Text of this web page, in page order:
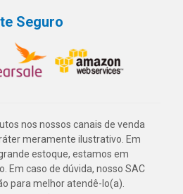
Seguro
nos nossos canais de venda
meramente ilustrativo. Em
estoque, estamos em
Em caso de dúvida, nosso SAC
para melhor atendê-lo(a).